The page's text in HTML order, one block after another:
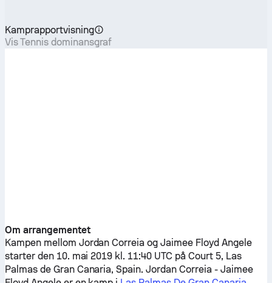
Kamprapportvisning
Vis Tennis dominansgraf
Om arrangementet
Kampen mellom Jordan Correia ogJaimee Floyd Angele
starter den 10. mai 2019 kl. 11:40 UTC på Court 5, Las
Palmas de Gran Canaria, Spain.Jordan Correia - Jaimee